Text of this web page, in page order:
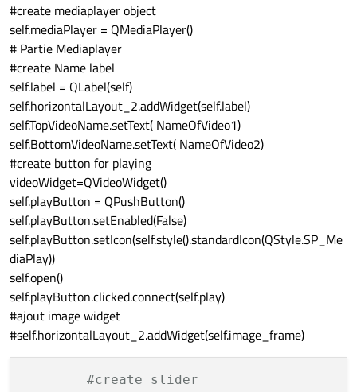
#create mediaplayer object
self.mediaPlayer = QMediaPlayer()
# Partie Mediaplayer
#create Name label
self.label = QLabel(self)
self.horizontalLayout_2.addWidget(self.label)
self.TopVideoName.setText( NameOfVideo1)
self.BottomVideoName.setText( NameOfVideo2)
#create button for playing
videoWidget=QVideoWidget()
self.playButton = QPushButton()
self.playButton.setEnabled(False)
self.playButton.setIcon(self.style().standardIcon(QStyle.SP_Me
diaPlay))
self.open()
self.playButton.clicked.connect(self.play)
#ajout image widget
#self.horizontalLayout_2.addWidget(self.image_frame)
#create slider